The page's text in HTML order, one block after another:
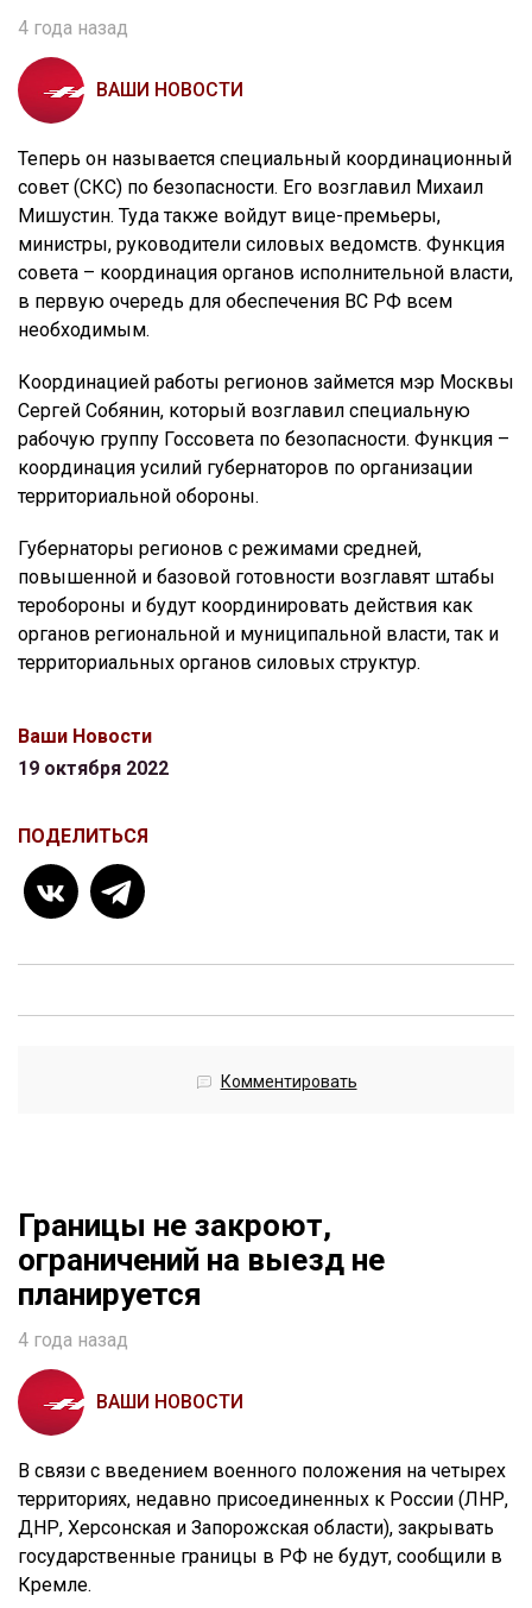
4 года назад
ВАШИ НОВОСТИ
Теперь он называется специальный координационный
совет (СКС) по безопасности. Его возглавил Михаил
Мишустин. Туда также войдут вице-премьеры,
министры, руководители силовых ведомств. Функция
совета – координация органов исполнительной власти,
в первую очередь для обеспечения ВС РФ всем
необходимым.
Координацией работы регионов займется мэр Москвы
Сергей Собянин, который возглавил специальную
рабочую группу Госсовета по безопасности. Функция –
координация усилий губернаторов по организации
территориальной обороны.
Губернаторы регионов с режимами средней,
повышенной и базовой готовности возглавят штабы
теробороны и будут координировать действия как
органов региональной и муниципальной власти, так и
территориальных органов силовых структур.
Ваши Новости
19 октября 2022
ПОДЕЛИТЬСЯ
Комментировать
Границы не закроют,
ограничений на выезд не
планируется
4 года назад
ВАШИ НОВОСТИ
В связи с введением военного положения на четырех
территориях, недавно присоединенных к России (ЛНР,
ДНР, Херсонская и Запорожская области), закрывать
государственные границы в РФ не будут, сообщили в
Кремле.